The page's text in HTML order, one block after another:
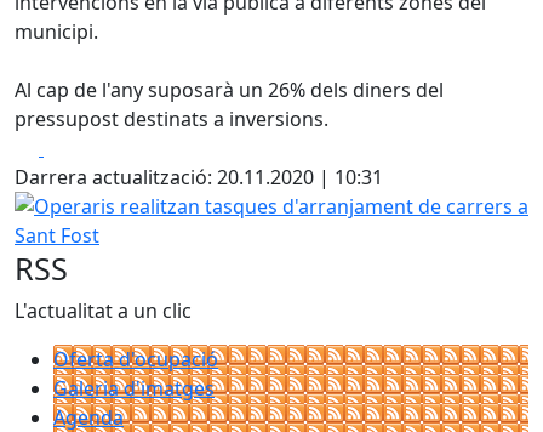
municipi.
Al cap de l'any suposarà un 26% dels diners del
pressupost destinats a inversions.
Darrera actualització: 20.11.2020 | 10:31
Operaris realitzan tasques d'arranjament de carrers a
RSS
L'actualitat a un clic
Oferta d'ocupació
Galeria d'imatges
Agenda